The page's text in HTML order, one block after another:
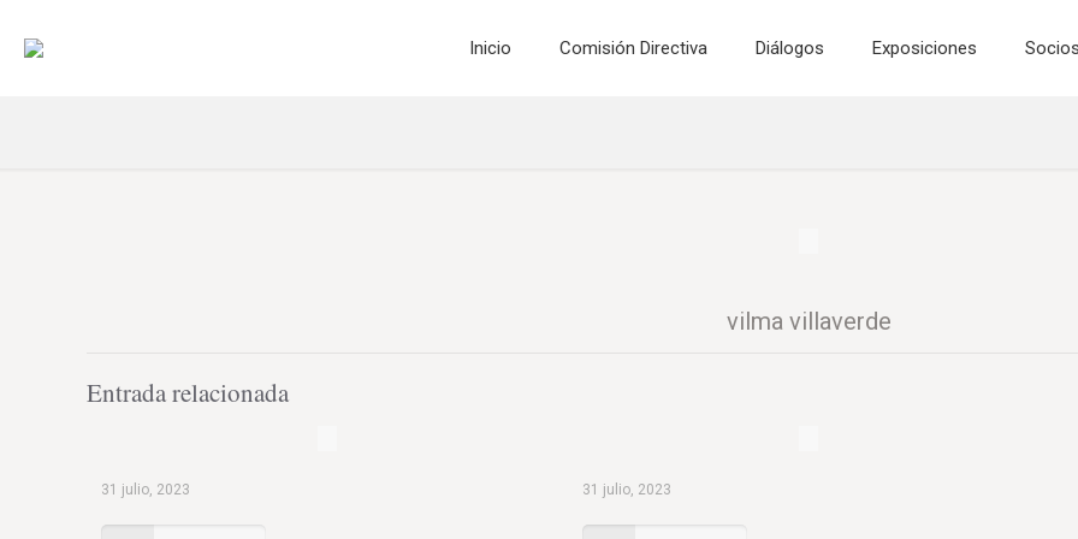
Inicio Comisión Directiva Diálogos Exposiciones
vilma villaverde
Entrada relacionada
31 julio, 2023 31 julio, 2023